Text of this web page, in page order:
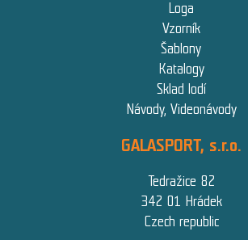
Loga
Vzorník
Šablony
Katalogy
Sklad lodí
Návody, Videonávody
GALASPORT, s.r.o.
Tedražice 82
342 01 Hrádek
Czech republic